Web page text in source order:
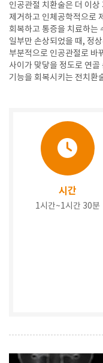
인공관절 치환술은 더 이
제거하고 인체공학적으로
회복하고 통증을 치료하는
일부만 손상되었을 때, 정
부분적으로 인공관절로 바
사이가 맞닿을 정도로 연골
기능을 회복시키는 전치환
시간
1시간~1시간 30분